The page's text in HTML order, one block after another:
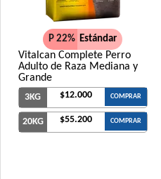
P 22% Estándar
Vitalcan Complete Perro
Adulto de Raza Mediana y
Grande
3KG $12.000 COMPRAR
20KG $55.200 COMPRAR